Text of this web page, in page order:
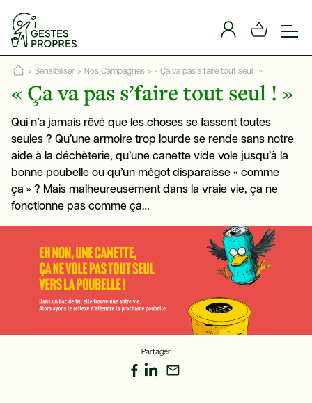
> Sensibiliser > Nos Campagnes > « Ça va pas s’faire tout seul ! »
« Ça va pas s’faire tout seul ! »
Qui n’a jamais rêvé que les choses se fassent toutes
seules ? Qu’une armoire trop lourde se rende sans notre
aide à la déchèterie, qu’une canette vide vole jusqu’à la
bonne poubelle ou qu’un mégot disparaisse « comme
ça » ? Mais malheureusement dans la vraie vie, ça ne
fonctionne pas comme ça…
Partager